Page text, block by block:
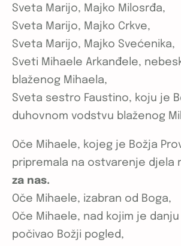
Sveta Marijo, Majko Milosrđa,
Sveta Marijo, Majko Crkve,
Sveta Marijo, Majko Svećenika,
Sveti Mihaele Arkanđele,
blaženog Mihaela,
Sveta sestro Faustino, koju je
duhovnom vodstvu blaženog
Oče Mihaele, kojeg je Božja
pripremala na ostvarenje djela
za nas.
Oče Mihaele, izabran od Boga,
Oče Mihaele, nad kojim je
počivao Božji pogled,